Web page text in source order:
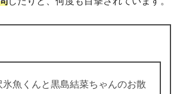
氷魚くんと黒島結菜ちゃんのお散